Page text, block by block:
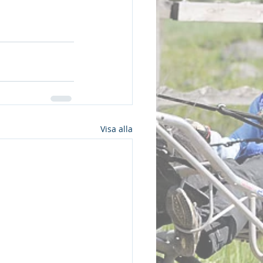
Visa alla